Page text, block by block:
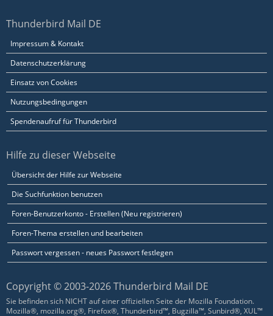
Thunderbird Mail DE
Impressum & Kontakt
Datenschutzerklärung
Einsatz von Cookies
Nutzungsbedingungen
Spendenaufruf für Thunderbird
Hilfe zu dieser Webseite
Übersicht der Hilfe zur Webseite
Die Suchfunktion benutzen
Foren-Benutzerkonto - Erstellen (Neu registrieren)
Foren-Thema erstellen und bearbeiten
Passwort vergessen - neues Passwort festlegen
Copyright © 2003-2026 Thunderbird Mail DE
Sie befinden sich NICHT auf einer offiziellen Seite der Mozilla Foundation.
Mozilla®, mozilla.org®, Firefox®, Thunderbird™, Bugzilla™, Sunbird®, XUL™